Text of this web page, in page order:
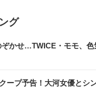
グ
かせ…TWICE・モモ、色
ープ予告！大河女優とシ